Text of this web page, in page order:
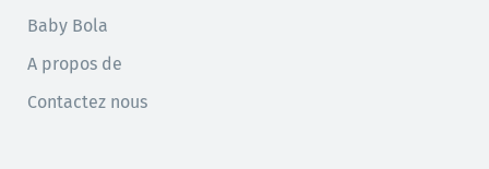
Baby Bola
A propos de
Contactez nous